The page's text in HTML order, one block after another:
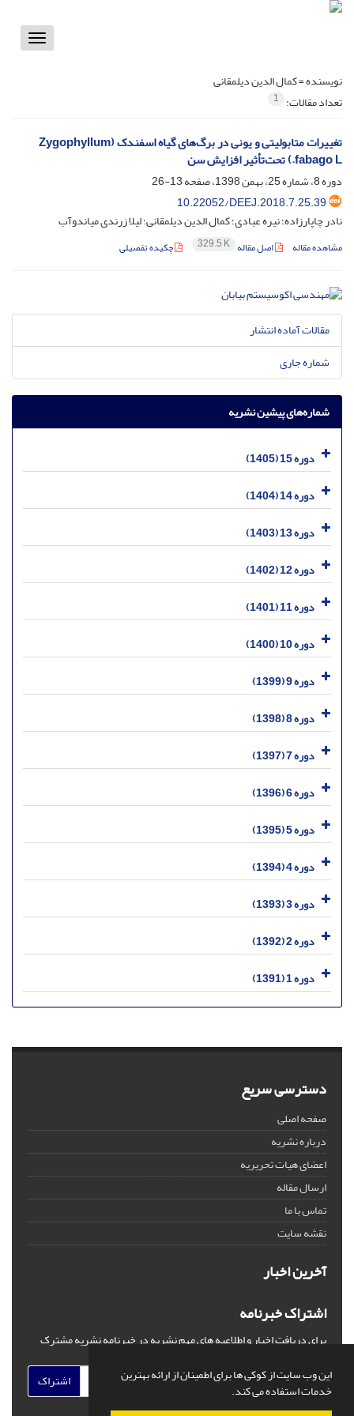
این وب سایت از کوکی ها برای اطمینان از ارائه بهترین
خدمات استفاده می کند.
Toggle
نویسنده =کمال الدین دیلمقانی
تعداد مقالات: 1
تغییرات متابولیتی و یونی در برگ‌های گیاه اسفندک (Zygophyllum
fabago L.) تحت‌تأثیر افزایش سن
دوره 8، شماره 25، بهمن 1398، صفحه
13-26
10.22052/DEEJ.2018.7.25.39
نادر چاپارزاده؛ نیره عبادی؛ کمال الدین دیلمقانی؛ لیلا زرندی میاندوآب
مشاهده مقاله اصل مقاله 329.5 K چکیده تفصیلی
مقالات آماده انتشار
شماره جاری
شماره‌های پیشین نشریه
دوره 15 (1405)
دوره 14 (1404)
دوره 13 (1403)
دوره 12 (1402)
دوره 11 (1401)
دوره 10 (1400)
دوره 9 (1399)
دوره 8 (1398)
دوره 7 (1397)
دوره 6 (1396)
دوره 5 (1395)
دوره 4 (1394)
دوره 3 (1393)
دوره 2 (1392)
دوره 1 (1391)
دسترسی سریع
صفحه اصلی
درباره نشریه
اعضای هیات تحریریه
ارسال مقاله
تماس با ما
نقشه سایت
آخرین اخبار
اشتراک خبرنامه
برای دریافت اخبار و اطلاعیه های مهم نشریه در خبرنامه نشریه مشترک
اشتراک